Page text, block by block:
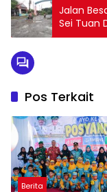
Jalan
Sei Tuan
Pos Terkait
Berita